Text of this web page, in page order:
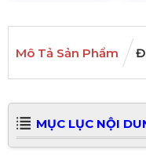
Mô Tả Sản Phẩm
MỤC LỤC NỘI